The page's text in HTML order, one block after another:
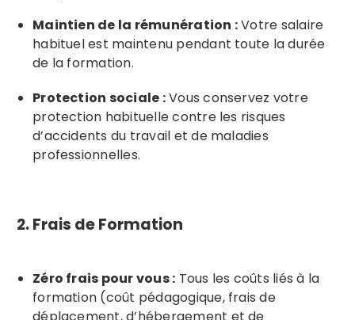
Maintien de la rémunération :Votre salaire
habituel est maintenu pendant toute la durée
de la formation.
Protection sociale :Vous conservez votre
protection habituelle contre les risques
d’accidents du travail et de maladies
professionnelles.
2. Frais de Formation
Zéro frais pour vous : Tous les coûts liés à la
formation (coût pédagogique, frais de